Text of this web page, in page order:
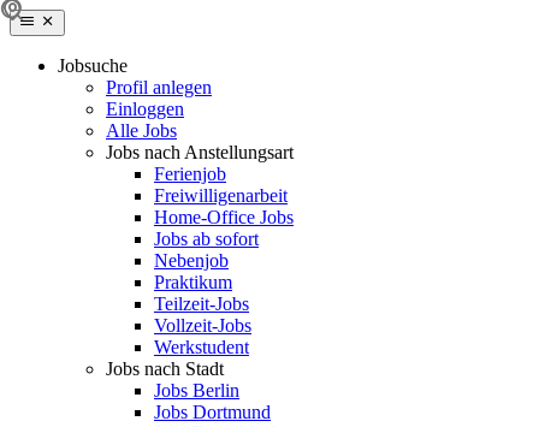
Jobsuche
Profil anlegen
Einloggen
Alle Jobs
Jobs nach Anstellungsart
Ferienjob
Freiwilligenarbeit
Home-Office Jobs
Jobs ab sofort
Nebenjob
Praktikum
Teilzeit-Jobs
Vollzeit-Jobs
Werkstudent
Jobs nach Stadt
Jobs Berlin
Jobs Dortmund